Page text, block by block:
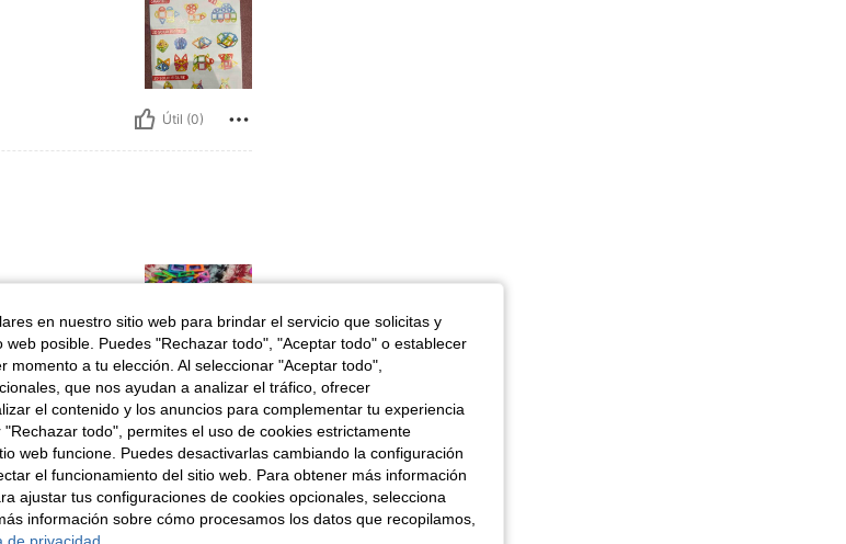
Útil (0)
en nuestro sitio web para brindar el servicio que solicitas y
posible. Puedes "Rechazar todo", "Aceptar todo" o establecer
a tu elección. Al seleccionar "Aceptar todo",
que nos ayudan a analizar el tráfico, ofrecer
el contenido y los anuncios para complementar tu experiencia
todo", permites el uso de cookies estrictamente
web funcione. Puedes desactivarlas cambiando la configuración
el funcionamiento del sitio web. Para obtener más información
ajustar tus configuraciones de cookies opcionales, selecciona
información sobre cómo procesamos los datos que recopilamos,